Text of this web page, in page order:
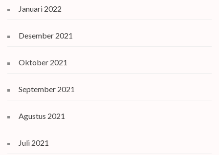
Januari 2022
Desember 2021
Oktober 2021
September 2021
Agustus 2021
Juli 2021